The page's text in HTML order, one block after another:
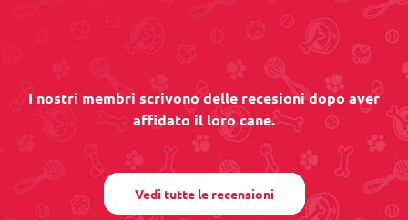
I nostri membri scrivono delle recesioni dopo aver
affidato il loro cane.
Vedi tutte le recensioni